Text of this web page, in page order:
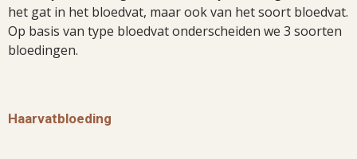
het gat in het bloedvat, maar ook van het soort bloedvat.
Op basis van type bloedvat onderscheiden we 3 soorten
bloedingen.
Haarvatbloeding